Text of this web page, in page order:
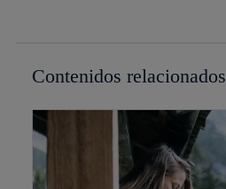
Contenidos relacionados